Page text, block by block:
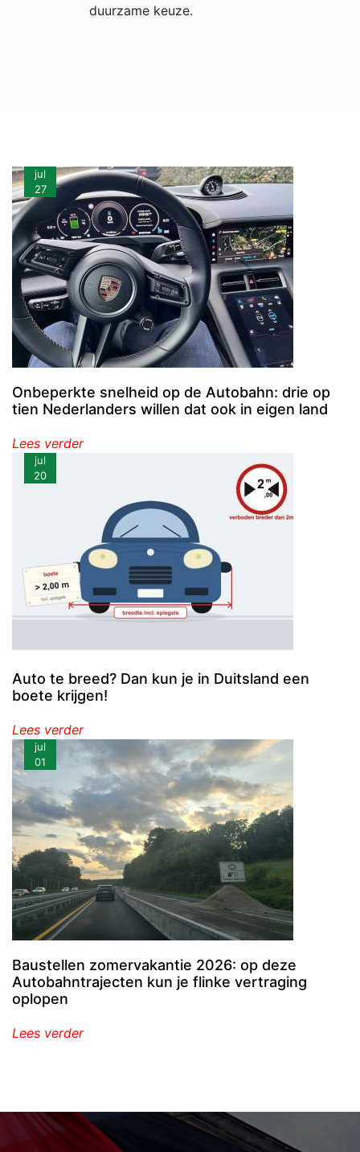
duurzame keuze.
Onbeperkte snelheid op de Autobahn: drie op
tien Nederlanders willen dat ook in eigen land
Lees verder
jul
27
Auto te breed? Dan kun je in Duitsland een
boete krijgen!
Lees verder
jul
20
Baustellen zomervakantie 2026: op deze
Autobahntrajecten kun je flinke vertraging
oplopen
Lees verder
jul
01